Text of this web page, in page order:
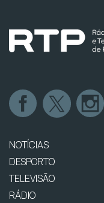
NOTÍCIAS
DESPORTO
TELEVISÃO
RÁDIO